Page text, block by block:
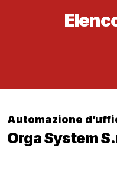
Automazione
Orga System